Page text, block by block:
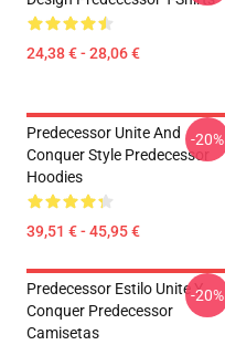
24,38 € - 28,06 €
Predecessor Unite And
Conquer Style Predecessor
Hoodies
39,51 € - 45,95 €
-20%
Predecessor Estilo Unite Y
Conquer Predecessor
Camisetas
-20%